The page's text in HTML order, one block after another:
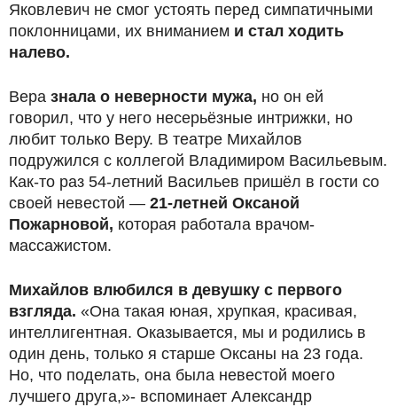
Яковлевич не смог устоять перед симпатичными
поклонницами, их вниманием и стал ходить
налево.
Вера знала о неверности мужа, но он ей
говорил, что у него несерьёзные интрижки, но
любит только Веру. В театре Михайлов
подружился с коллегой Владимиром Васильевым.
Как-то раз 54-летний Васильев пришёл в гости со
своей невестой — 21-летней Оксаной
Пожарновой, которая работала врачом-
массажистом.
Михайлов влюбился в девушку с первого
взгляда. «Она такая юная, хрупкая, красивая,
интеллигентная. Оказывается, мы и родились в
один день, только я старше Оксаны на 23 года.
Но, что поделать, она была невестой моего
лучшего друга,»- вспоминает Александр